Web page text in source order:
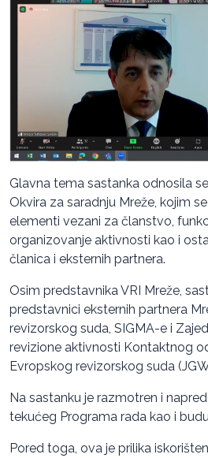
Glavna tema sastanka odnosila
Okvira za saradnju Mreže, kojim
elementi vezani za članstvo,
organizovanje aktivnosti kao i
članica i eksternih partnera.
Osim predstavnika VRI Mreže,
predstavnici eksternih partnera
revizorskog suda, SIGMA-e i
revizione aktivnosti Kontaktnog
Evropskog revizorskog suda
Na sastanku je razmotren i
tekućeg Programa rada kao i
Pored toga, ova je prilika